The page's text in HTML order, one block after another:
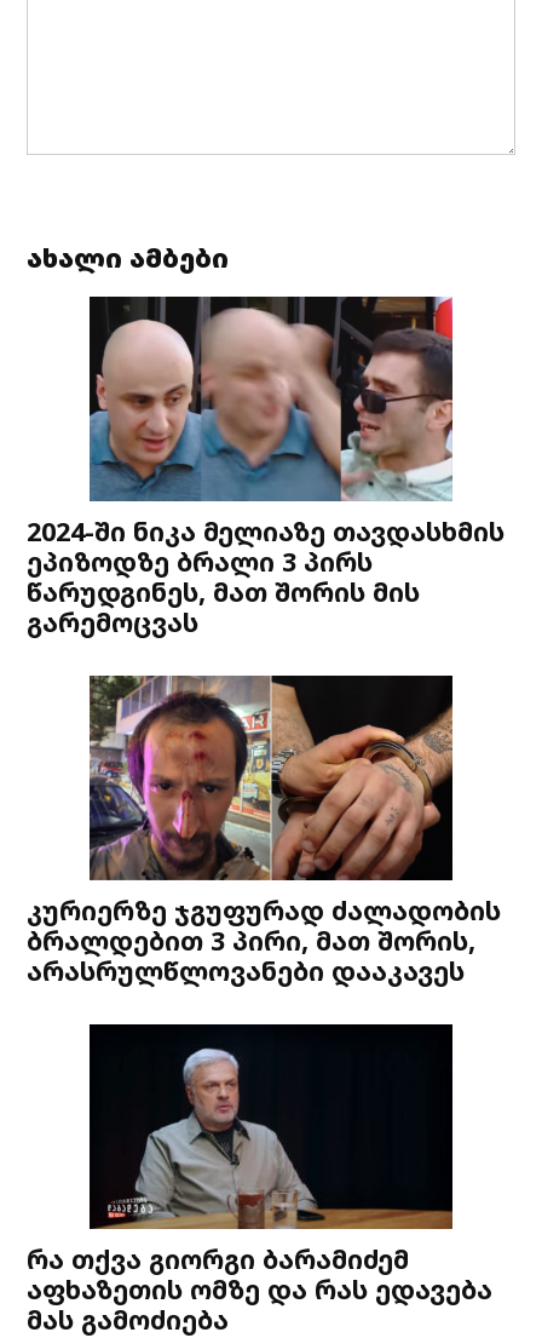
ახალი ამბები
2024-ში ნიკა მელიაზე თავდასხმის
ეპიზოდზე ბრალი 3 პირს
წარუდგინეს, მათ შორის მის
გარემოცვას
კურიერზე ჯგუფურად ძალადობის
ბრალდებით 3 პირი, მათ შორის,
არასრულწლოვანები დააკავეს
რა თქვა გიორგი ბარამიძემ
აფხაზეთის ომზე და რას ედავება
მას გამოძიება